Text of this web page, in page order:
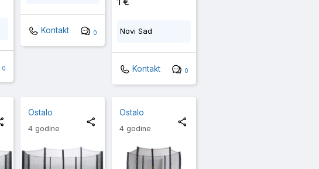
0
Kontakt 0 Novi Sad
Kontakt 0
Ostalo
4 godine
Ostalo
4 godine